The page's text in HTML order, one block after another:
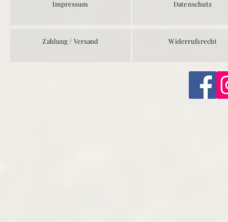
Impressum
Zahlung / Versand
Datenschutz
Widerrufsrecht